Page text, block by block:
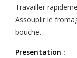
Travailler
Assouplir le
bouche.
Presentation :